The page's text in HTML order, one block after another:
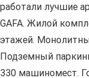
работали лучшие
GAFA. Жилой
этажей.
Подземный
330 машиномест.